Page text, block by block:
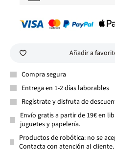
Añadir a
Compra segura
Entrega en 1-2 días laborables
Regístrate y disfruta de
Envío gratis a partir de 19€ en
juguetes y papelería.
Productos de robótica: no se
Contacta con atención al cliente.